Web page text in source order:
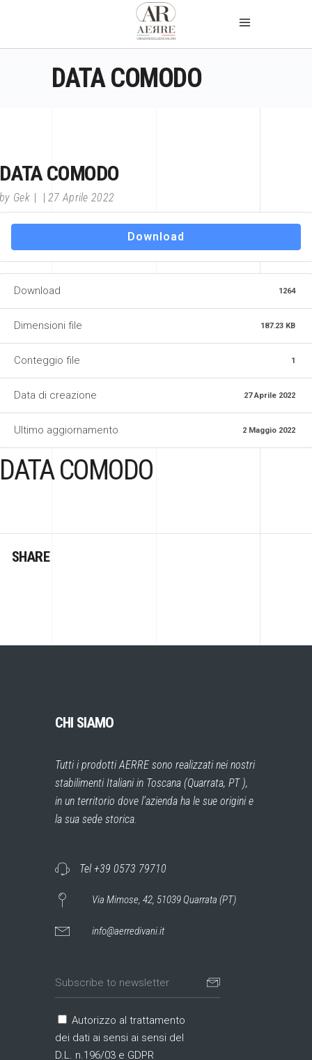
DATA COMODO
DATA COMODO
by Gek 27 Aprile 2022
Download
Download 1264
Dimensioni file 187.23 KB
Conteggio file 1
Data di creazione 27 Aprile 2022
Ultimo aggiornamento 2 Maggio 2022
DATA COMODO
SHARE
CHI SIAMO
Tutti i prodotti AERRE sono realizzati nei nostri
stabilimenti Italiani in Toscana (Quarrata, PT ),
in un territorio dove l’azienda ha le sue origini e
la sua sede storica.
Tel +39 0573 79710
Via Mimose, 42, 51039 Quarrata (PT)
info@aerredivani.it
Autorizzo al trattamento
dei dati ai sensi ai sensi del
D.L. n.196/03 e GDPR